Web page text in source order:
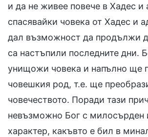
и да не живее повече в Хадес и
спасявайки човека от Хадес и
дал възможност да продължи
са настъпили последните дни.
унищожи човека и напълно ще
човешкия род, т.е. ще
човечеството. Поради тази
невъзможно Бог с
характер, какъвто е бил в